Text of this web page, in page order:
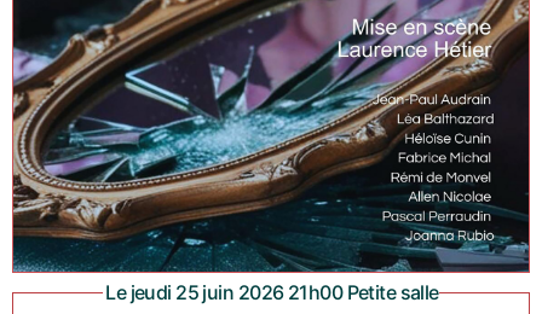
Le jeudi 25 juin 2026 21h00 Petite salle